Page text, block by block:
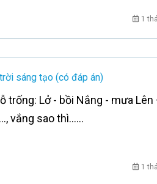
1
sáng tạo (có đáp án)
Lở - bồi Nắng - mưa Lên
vắng sao thì……
1